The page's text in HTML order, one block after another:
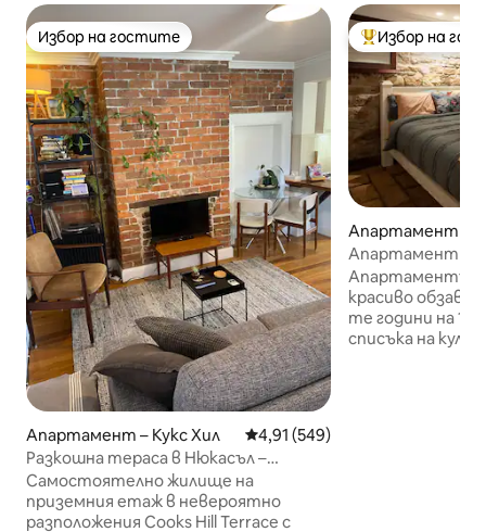
Избор на гостите
Избор на гостите
Апартамент – Кукс Хил Средна оценка: 4,91 от 5,
4,91 (549)
Разкошна тераса в Нюкасъл –
апартамент с 1 спалня на приземния
етаж
Самостоятелно жилище на
приземния етаж в невероятно
разположения Cooks Hill Terrace с
Най-популярен
Избор на
Апартамент за
укс Хил
Апартамент за
Cellar – The Hill
Апартаментът
красиво
те години на
списъка на